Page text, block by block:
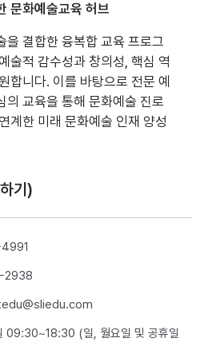
문화예술교육 허브
을 결합한 융복합 교육 프로그
술적 감수성과 창의성, 핵심 역
합니다. 이를 바탕으로 전문 예
의 교육을 통해 문화예술 진로
계한 미래 문화예술 인재 양성
기)
2938
09:30~18:30 (일, 월요일 및 공휴일